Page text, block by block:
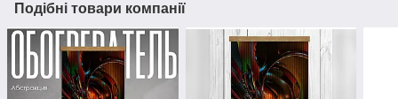
Подібні товари компанії